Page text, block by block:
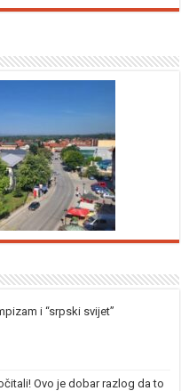
i “srpski svijet”
Ovo je dobar razlog da to